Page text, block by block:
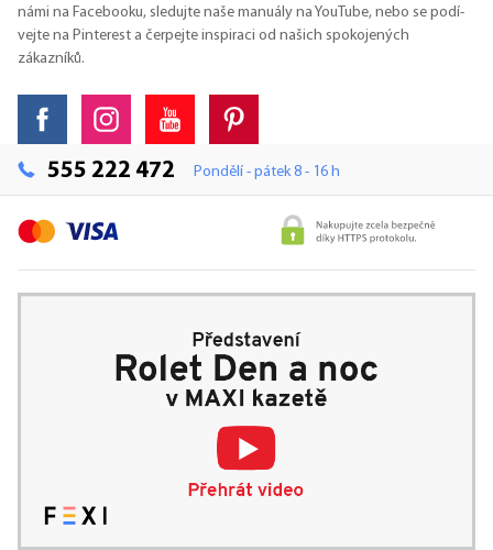
námi na Facebooku, sledujte naše manuály na YouTube, nebo se podí-
vejte na Pinterest a čerpejte inspiraci od našich spokojených
zákazníků.
555 222 472 Pondělí - pátek 8 - 16 h